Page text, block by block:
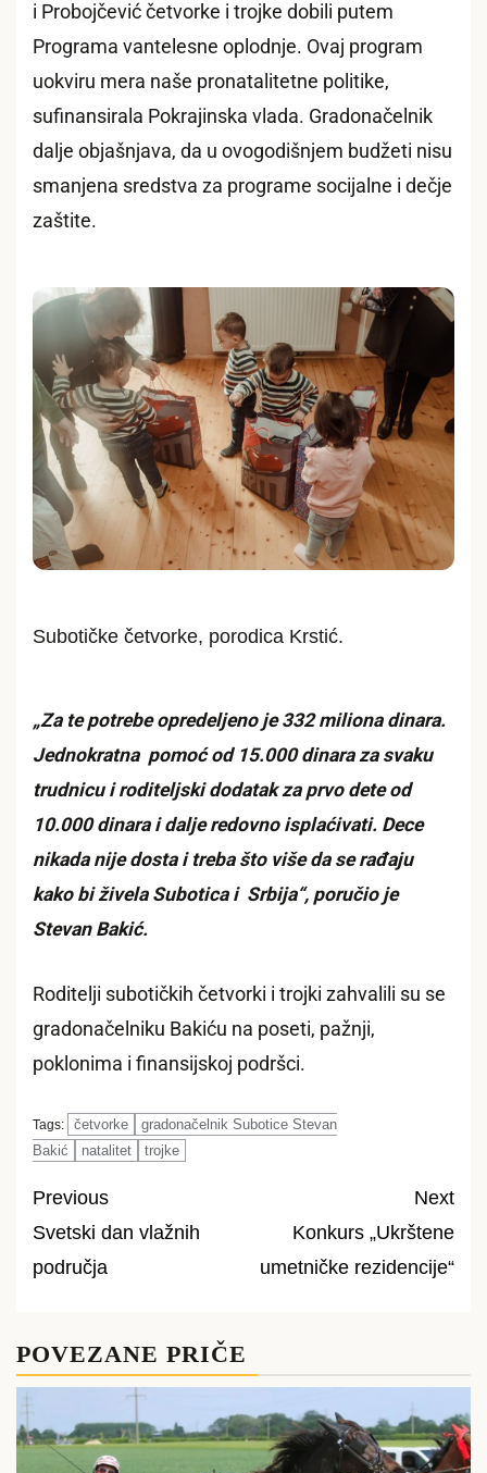
i Probojčević četvorke i trojke dobili putem
Programa vantelesne oplodnje. Ovaj program
uokviru mera naše pronatalitetne politike,
sufinansirala Pokrajinska vlada. Gradonačelnik
dalje objašnjava, da u ovogodišnjem budžeti nisu
smanjena sredstva za programe socijalne i dečje
zaštite.
Subotičke četvorke, porodica Krstić.
„Za te potrebe opredeljeno je 332 miliona dinara.
Jednokratna pomoć od 15.000 dinara za svaku
trudnicu i roditeljski dodatak za prvo dete od
10.000 dinara i dalje redovno isplaćivati. Dece
nikada nije dosta i treba što više da se rađaju
kako bi živela Subotica i Srbija“, poručio je
Stevan Bakić.
Roditelji subotičkih četvorki i trojki zahvalili su se
gradonačelniku Bakiću na poseti, pažnji,
poklonima i finansijskoj podršci.
Tags: četvorke
gradonačelnik Subotice Stevan
Bakić
natalitet trojke
Post
navigation
Previous
Svetski dan vlažnih
područja
Next
Konkurs „Ukrštene
umetničke rezidencije“
POVEZANE PRIČE